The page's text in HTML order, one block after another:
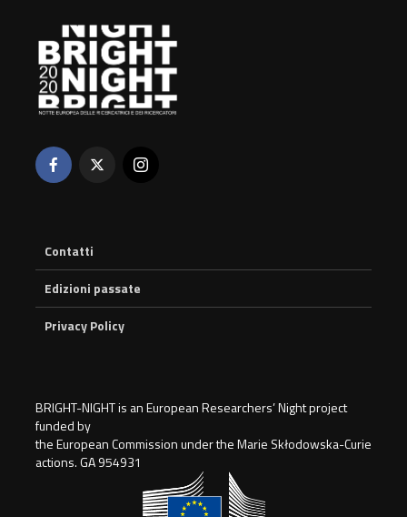
Contatti
Edizioni passate
Privacy Policy
BRIGHT-NIGHT is an European Researchers’ Night project
funded by
the European Commission under the Marie Skłodowska-Curie
actions. GA 954931